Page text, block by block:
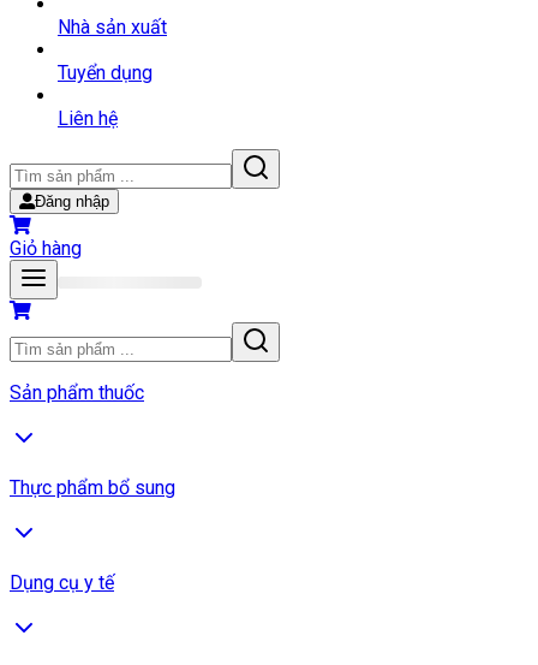
Nhà sản xuất
Tuyển dụng
Liên hệ
Đăng nhập
Giỏ hàng
Sản phẩm thuốc
Thực phẩm bổ sung
Dụng cụ y tế